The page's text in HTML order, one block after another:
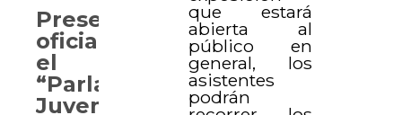
que estará
abierta al
público en
general, los
asistentes
podrán
Presentan
oficialmente
el
“Parlamento
Juvenil